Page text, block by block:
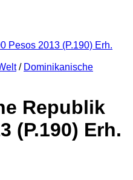
/ Dominikanische
Republik
(P.190) Erh.